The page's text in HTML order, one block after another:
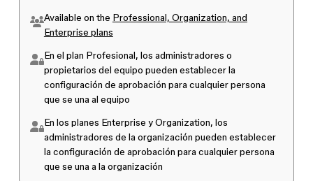
Available on the Professional, Organization, and
Enterprise plans
En el plan Profesional, los administradores o
propietarios del equipo pueden establecer la
configuración de aprobación para cualquier persona
que se una al equipo
En los planes Enterprise y Organization, los
administradores de la organización pueden establecer
la configuración de aprobación para cualquier persona
que se una a la organización